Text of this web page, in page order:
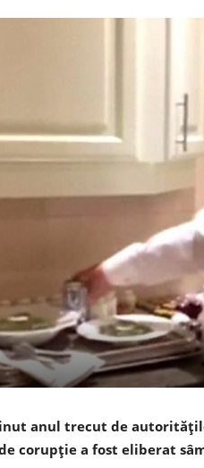
un nou cip AI pentru a
anul trecut de
corupție a fost eliberat